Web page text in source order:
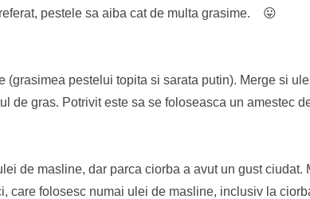
pestele sa aiba cat de multa grasime. 😛
(grasimea pestelui topita si sarata putin). Merge si
de gras. Potrivit este sa se foloseasca un amestec
de masline, dar parca ciorba a avut un gust ciudat.
care folosesc numai ulei de masline, inclusiv la